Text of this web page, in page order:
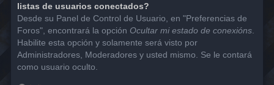
listas de usuarios conectados?
Desde su Panel de Control de Usuario, en "Preferencias de
Foros", encontrará la opción Ocultar mi estado de conexións
Habilite esta opción y solamente será visto por
Administradores, Moderadores y usted mismo. Se le contará
como usuario oculto.